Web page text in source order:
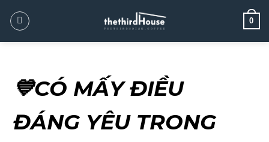
0
💙CÓ MẤY ĐIỀU
ĐÁNG YÊU TRONG